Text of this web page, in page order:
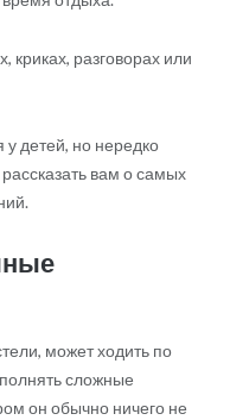
криках, разговорах или
детей, но нередко
вам о самых
может ходить по
сложные
он обычно ничего не